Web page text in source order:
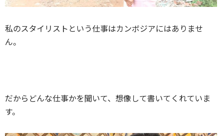
私のスタイリストという仕事はカンボジアにはありませ
ん。
だからどんな仕事かを聞いて、想像して書いてくれていま
す。